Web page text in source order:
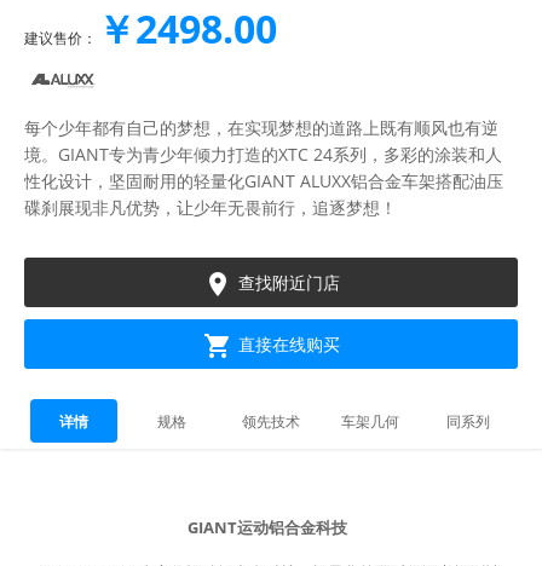
建议售价： ￥2498.00
每个少年都有自己的梦想，在实现梦想的道路上既有顺风也有逆
境。GIANT专为青少年倾力打造的XTC 24系列，多彩的涂装和人
性化设计，坚固耐用的轻量化GIANT ALUXX铝合金车架搭配油压
碟刹展现非凡优势，让少年无畏前行，追逐梦想！
 查找附近门店
 直接在线购买
详情 规格 领先技术 车架几何 同系列
GIANT运动铝合金科技